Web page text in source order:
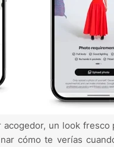
un look
cómo te verías